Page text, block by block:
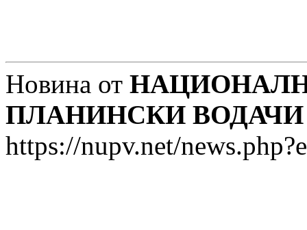
Новина от
ПЛАНИНСКИ ВОДАЧИ
https://nupv.net/